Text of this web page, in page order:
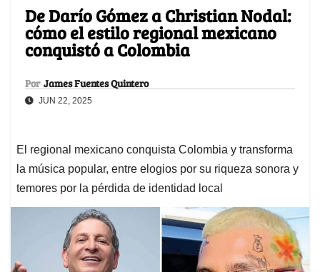
De Darío Gómez a Christian Nodal:
cómo el estilo regional mexicano
conquistó a Colombia
Por James Fuentes Quintero
JUN 22, 2025
El regional mexicano conquista Colombia y transforma
la música popular, entre elogios por su riqueza sonora y
temores por la pérdida de identidad local